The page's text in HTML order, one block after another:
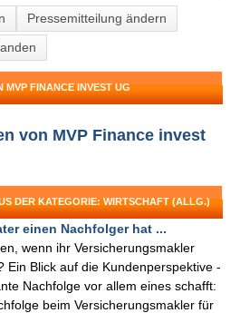
Pressemitteilung ändern
MVP FINANCE INVEST UG
von MVP Finance invest
DER KATEGORIE: WIRTSCHAFT (ALLG.)
einen Nachfolger hat ...
wenn ihr Versicherungsmakler
Ein Blick auf die Kundenperspektive -
Nachfolge vor allem eines schafft:
beim Versicherungsmakler für